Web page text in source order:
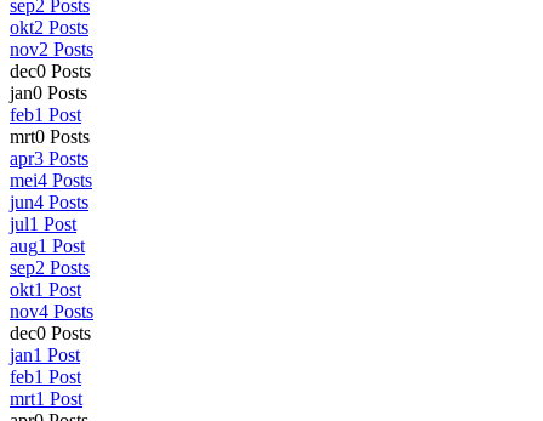
sep2 Posts
okt2 Posts
nov2 Posts
dec0 Posts
jan0 Posts
feb1 Post
mrt0 Posts
apr3 Posts
mei4 Posts
jun4 Posts
jul1 Post
aug1 Post
sep2 Posts
okt1 Post
nov4 Posts
dec0 Posts
jan1 Post
feb1 Post
mrt1 Post